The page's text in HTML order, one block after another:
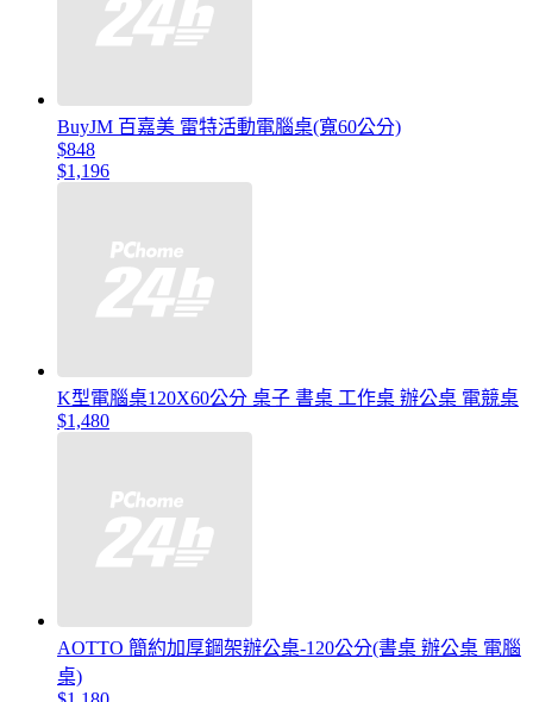
BuyJM 百嘉美 雷特活動電腦桌(寬60公分)
$848
$1,196
K型電腦桌120X60公分 桌子 書桌 工作桌 辦公桌 電競桌
$1,480
AOTTO 簡約加厚鋼架辦公桌-120公分(書桌 辦公桌 電腦
桌)